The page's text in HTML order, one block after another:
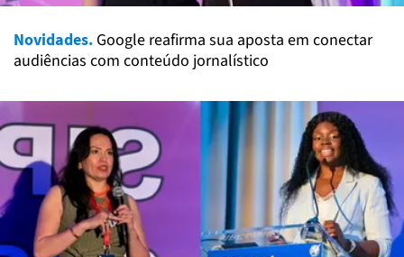
Novidades. Google reafirma sua aposta em conectar
audiências com conteúdo jornalístico